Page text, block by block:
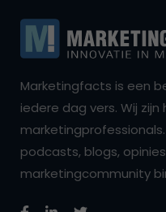
Marketingfacts is een
iedere dag vers. Wij
podcasts, blogs,
marketingcommunity